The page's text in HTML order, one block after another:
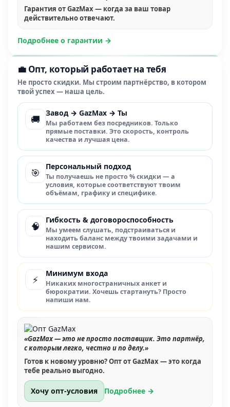
Гарантия от GazMax — когда за ваш товар
действительно отвечают.
Подробнее о гарантии →
💼 Опт, который работает на тебя
Не просто скидки. Мы строим партнёрство, в котором
твой успех — наша цель.
🚚
Завод → GazMax → Ты
Мы работаем без посредников. Только
прямые поставки. Это скорость, контроль
качества и лучшая цена.
🎯
Персональный подход
Ты получаешь не просто % скидки — а
условия, которые соответствуют твоим
объёмам, графику и специфике.
🧠
Гибкость & договороспособность
Мы умеем слушать, подстраиваться и
находить баланс между твоими задачами и
нашим сервисом.
⚡
Минимум входа
Никаких многостраничных анкет и
бюрократии. Хочешь стартануть? Просто
напиши нам.
«GazMax — это не просто поставщик. Это партнёр,
с которым легко, честно и по делу.»
Готов к новому уровню? Опт от GazMax — это когда
тебе реально выгодно.
Хочу опт-условия Подробнее →